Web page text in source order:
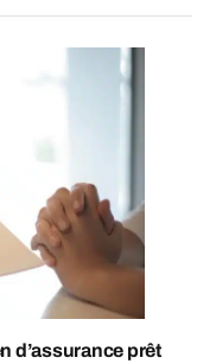
d’assurance prêt